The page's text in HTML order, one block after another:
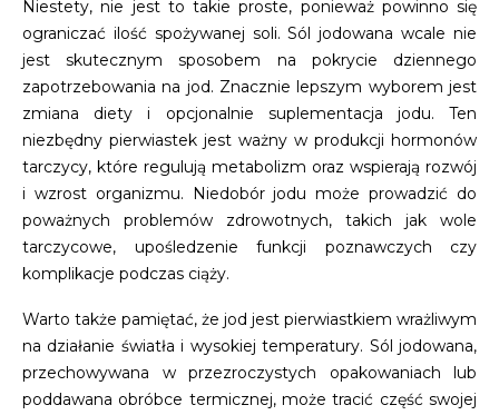
Niestety, nie jest to takie proste, ponieważ powinno się
ograniczać ilość spożywanej soli. Sól jodowana wcale nie
jest skutecznym sposobem na pokrycie dziennego
zapotrzebowania na jod. Znacznie lepszym wyborem jest
zmiana diety i opcjonalnie suplementacja jodu. Ten
niezbędny pierwiastek jest ważny w produkcji hormonów
tarczycy, które regulują metabolizm oraz wspierają rozwój
i wzrost organizmu. Niedobór jodu może prowadzić do
poważnych problemów zdrowotnych, takich jak wole
tarczycowe, upośledzenie funkcji poznawczych czy
komplikacje podczas ciąży.
Warto także pamiętać, że jod jest pierwiastkiem wrażliwym
na działanie światła i wysokiej temperatury. Sól jodowana,
przechowywana w przezroczystych opakowaniach lub
poddawana obróbce termicznej, może tracić część swojej